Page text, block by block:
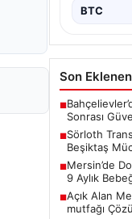
BTC
Son
■
Sonrası
■Sörloth
Beşiktaş
■Mersin’de
9 Aylık
■Açık Alan
mutfağı